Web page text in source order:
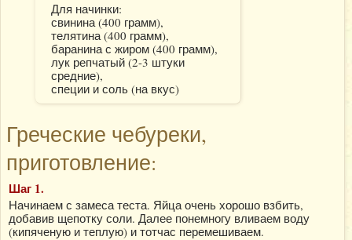
Для начинки:
свинина (400 грамм),
телятина (400 грамм),
баранина с жиром (400 грамм),
лук репчатый (2-3 штуки
средние),
специи и соль (на вкус)
Греческие чебуреки,
приготовление:
Шаг 1.
Начинаем с замеса теста. Яйца очень хорошо взбить,
добавив щепотку соли. Далее понемногу вливаем воду
(кипяченую и теплую) и тотчас перемешиваем.